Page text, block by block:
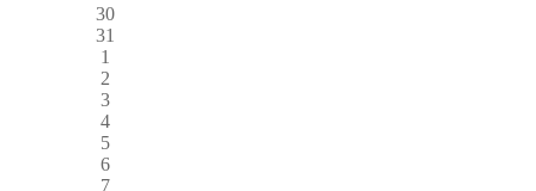
30
31
1
2
3
4
5
6
7